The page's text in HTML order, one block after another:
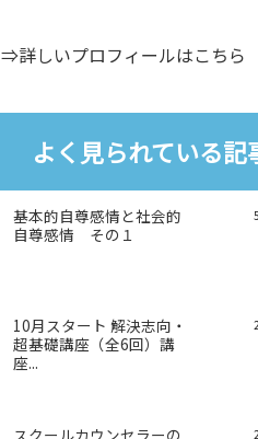
⇒詳しいプロフィールはこちら
よく見られている記
基本的自尊感情と社会的
自尊感情 その１
10月スタート 解決志向・
超基礎講座（全6回）講
座...